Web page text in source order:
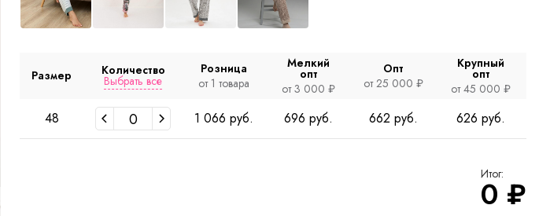
Размер Количество
Выбрать все
Розница
от 1 товара
Мелкий
опт
от 3 000 ₽
Опт
от 25 000 ₽
Крупный
опт
от 45 000 ₽
48 1 066 руб. 696 руб. 662 руб. 626 руб.
Итог:
0 ₽